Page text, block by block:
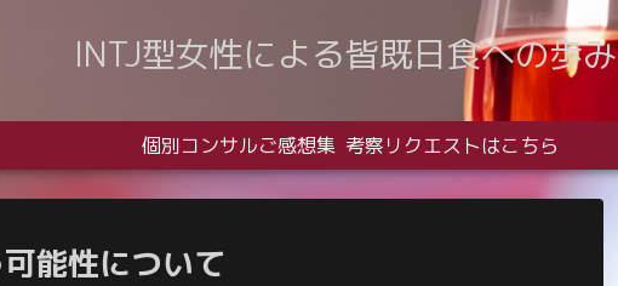
INTJ型女性による皆既日食への歩み
個別コンサルご感想集 考察リクエストはこちら
能性について